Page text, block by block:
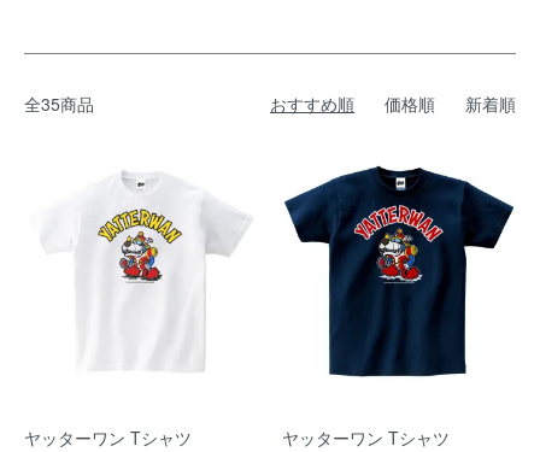
全35商品 おすすめ順 価格順 新着順
ヤッターワン Tシャツ
ヤッターワン Tシャツ